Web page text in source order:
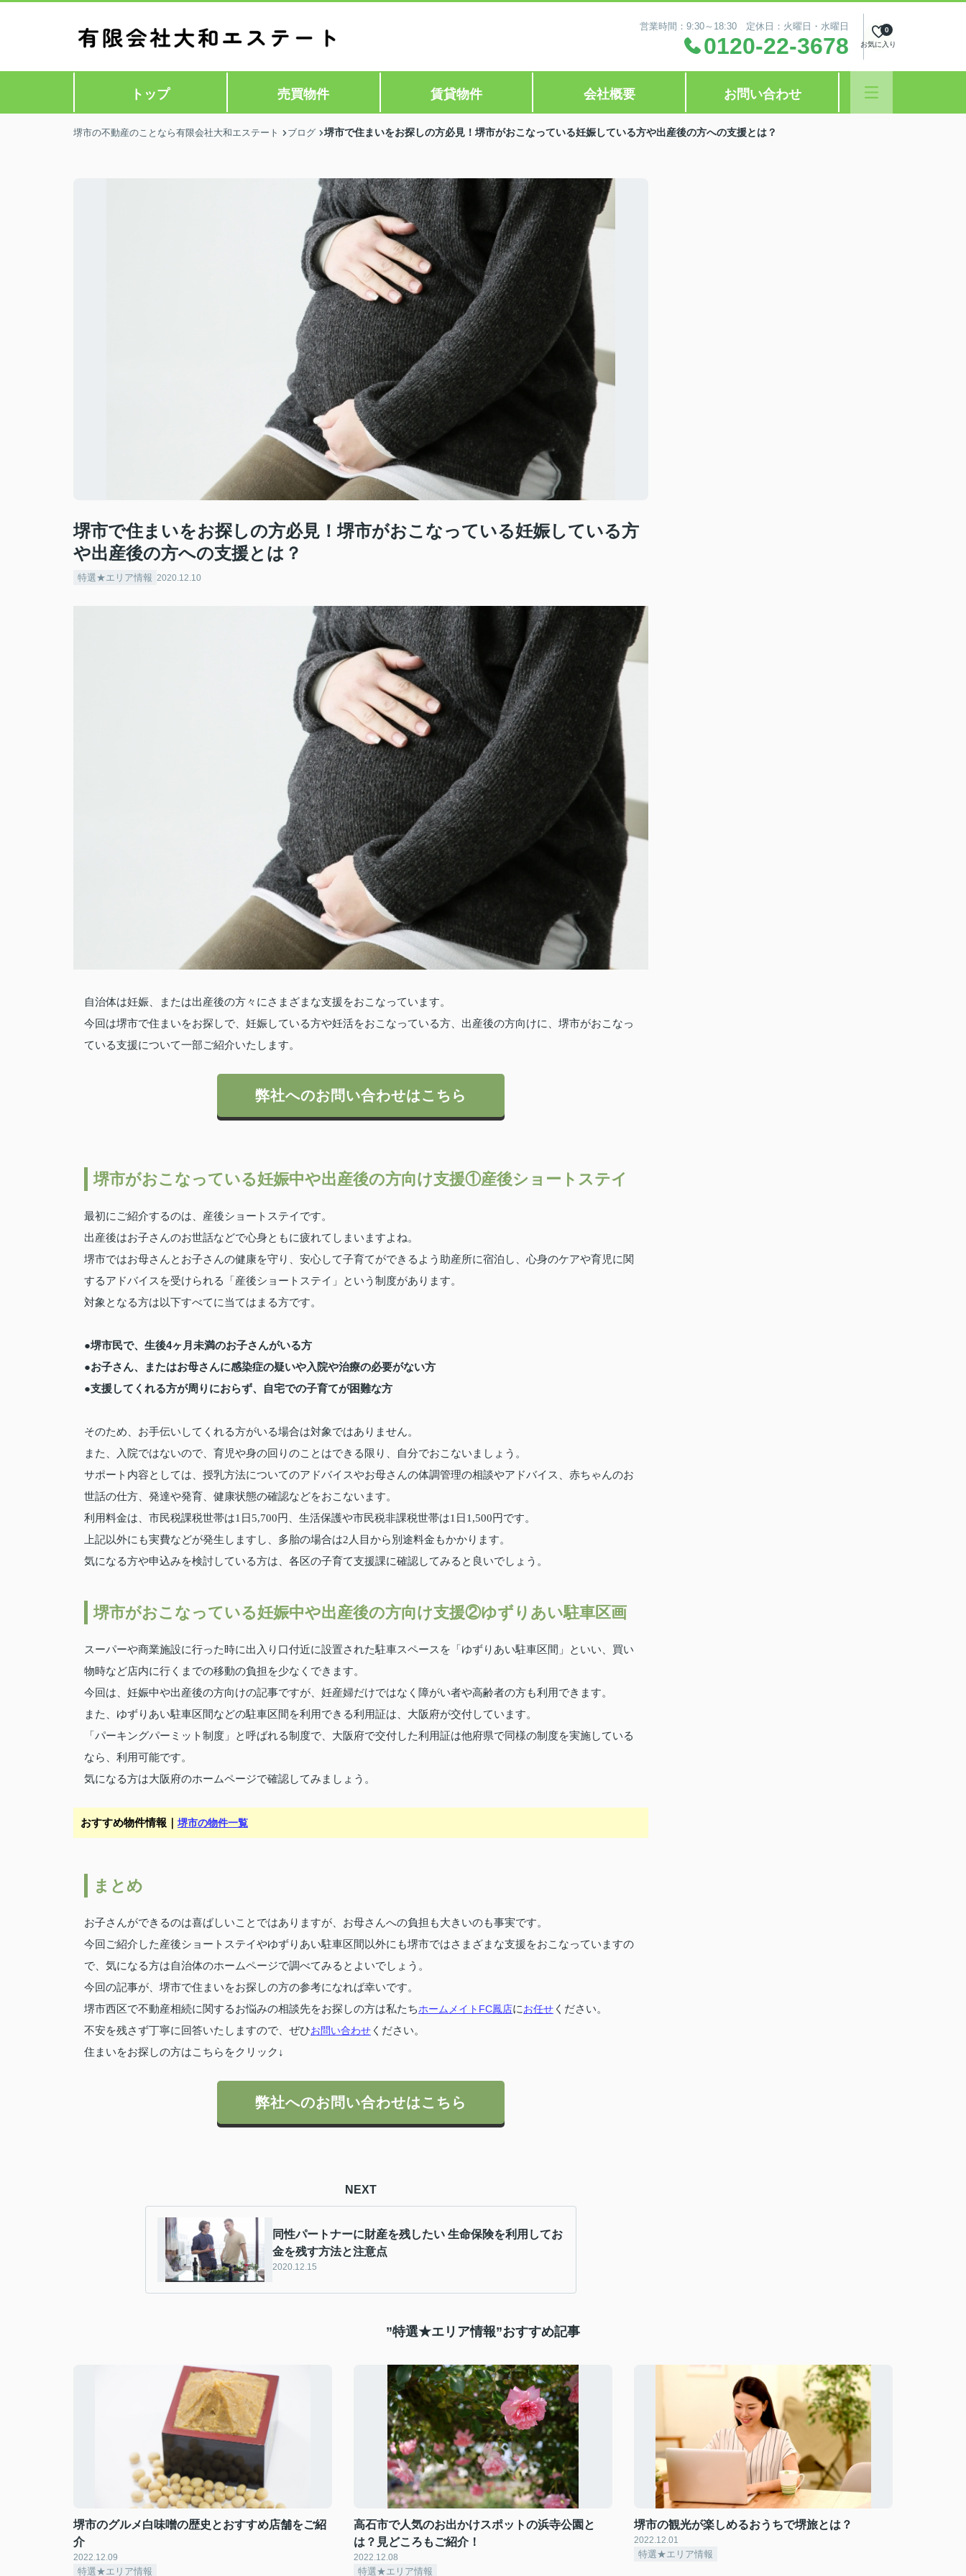
営業時間：9:30～18:30 定休日：火曜日・水曜日
0120-22-3678 お気に入り
0
トップ 売買物件 賃貸物件 会社概要 お問い合わせ
堺市の不動産のことなら有限会社大和エステート ブログ 堺市で住まいをお探しの方必見！堺市がおこなっている妊娠している方や出産後の方への支援とは？
堺市で住まいをお探しの方必見！堺市がおこなっている妊娠している方
や出産後の方への支援とは？
特選★エリア情報 2020.12.10
自治体は妊娠、または出産後の方々にさまざまな支援をおこなっています。
今回は堺市で住まいをお探しで、妊娠している方や妊活をおこなっている方、出産後の方向けに、堺市がおこなっ
ている支援について一部ご紹介いたします。
弊社へのお問い合わせはこちら
堺市がおこなっている妊娠中や出産後の方向け支援①産後ショートステイ
最初にご紹介するのは、産後ショートステイです。
出産後はお子さんのお世話などで心身ともに疲れてしまいますよね。
堺市ではお母さんとお子さんの健康を守り、安心して子育てができるよう助産所に宿泊し、心身のケアや育児に関
するアドバイスを受けられる「産後ショートステイ」という制度があります。
対象となる方は以下すべてに当てはまる方です。
●堺市民で、生後4ヶ月未満のお子さんがいる方
●お子さん、またはお母さんに感染症の疑いや入院や治療の必要がない方
●支援してくれる方が周りにおらず、自宅での子育てが困難な方
そのため、お手伝いしてくれる方がいる場合は対象ではありません。
また、入院ではないので、育児や身の回りのことはできる限り、自分でおこないましょう。
サポート内容としては、授乳方法についてのアドバイスやお母さんの体調管理の相談やアドバイス、赤ちゃんのお
世話の仕方、発達や発育、健康状態の確認などをおこないます。
利用料金は、市民税課税世帯は1日5,700円、生活保護や市民税非課税世帯は1日1,500円です。
上記以外にも実費などが発生しますし、多胎の場合は2人目から別途料金もかかります。
気になる方や申込みを検討している方は、各区の子育て支援課に確認してみると良いでしょう。
堺市がおこなっている妊娠中や出産後の方向け支援②ゆずりあい駐車区画
スーパーや商業施設に行った時に出入り口付近に設置された駐車スペースを「ゆずりあい駐車区間」といい、買い
物時など店内に行くまでの移動の負担を少なくできます。
今回は、妊娠中や出産後の方向けの記事ですが、妊産婦だけではなく障がい者や高齢者の方も利用できます。
また、ゆずりあい駐車区間などの駐車区間を利用できる利用証は、大阪府が交付しています。
「パーキングパーミット制度」と呼ばれる制度で、大阪府で交付した利用証は他府県で同様の制度を実施している
なら、利用可能です。
気になる方は大阪府のホームページで確認してみましょう。
おすすめ物件情報｜ 堺市の物件一覧
まとめ
お子さんができるのは喜ばしいことではありますが、お母さんへの負担も大きいのも事実です。
今回ご紹介した産後ショートステイやゆずりあい駐車区間以外にも堺市ではさまざまな支援をおこなっていますの
で、気になる方は自治体のホームページで調べてみるとよいでしょう。
今回の記事が、堺市で住まいをお探しの方の参考になれば幸いです。
堺市西区で不動産相続に関するお悩みの相談先をお探しの方は私たちホームメイトFC鳳店にお任せ ください。
不安を残さず丁寧に回答いたしますので、ぜひお問い合わせ ください。
住まいをお探しの方はこちらをクリック↓
弊社へのお問い合わせはこちら
NEXT
同性パートナーに財産を残したい 生命保険を利用してお
金を残す方法と注意点
2020.12.15
”特選★エリア情報”おすすめ記事
堺市のグルメ白味噌の歴史とおすすめ店舗をご紹
介
2022.12.09
特選★エリア情報
高石市で人気のお出かけスポットの浜寺公園と
は？見どころもご紹介！
2022.12.08
特選★エリア情報
堺市の観光が楽しめるおうちで堺旅とは？
2022.12.01
特選★エリア情報